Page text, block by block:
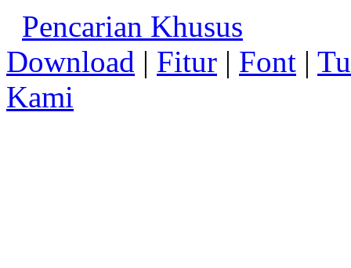
Pencarian Khusus
Download | Fitur | Font |
Kami